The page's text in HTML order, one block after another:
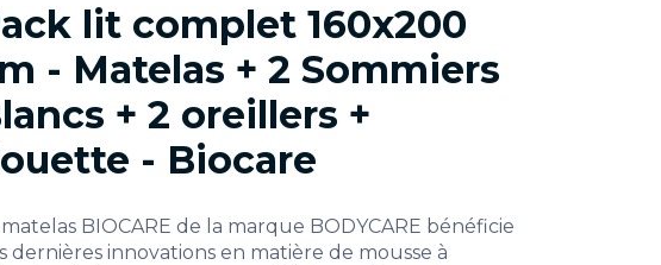
lit complet 160x200
- Matelas + 2 Sommiers
+ 2 oreillers +
- Biocare
BIOCARE de la marque BODYCARE bénéficie
dernières innovations en matière de mousse à